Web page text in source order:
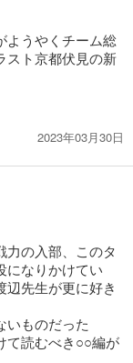
試し読み
カート
カート
ようやくチーム総
スト京都伏見の新
2023年03月30日
力の入部、このタ
になりかけてい
先生が更に好き
いものだった
て読むべき○○編が